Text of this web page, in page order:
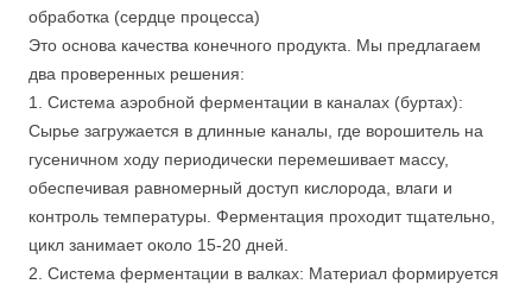
обработка (сердце процесса)
Это основа качества конечного продукта. Мы предлагаем
два проверенных решения:
1. Система аэробной ферментации в каналах (буртах):
Сырье загружается в длинные каналы, где ворошитель на
гусеничном ходу периодически перемешивает массу,
обеспечивая равномерный доступ кислорода, влаги и
контроль температуры. Ферментация проходит тщательно,
цикл занимает около 15-20 дней.
2. Система ферментации в валках: Материал формируется